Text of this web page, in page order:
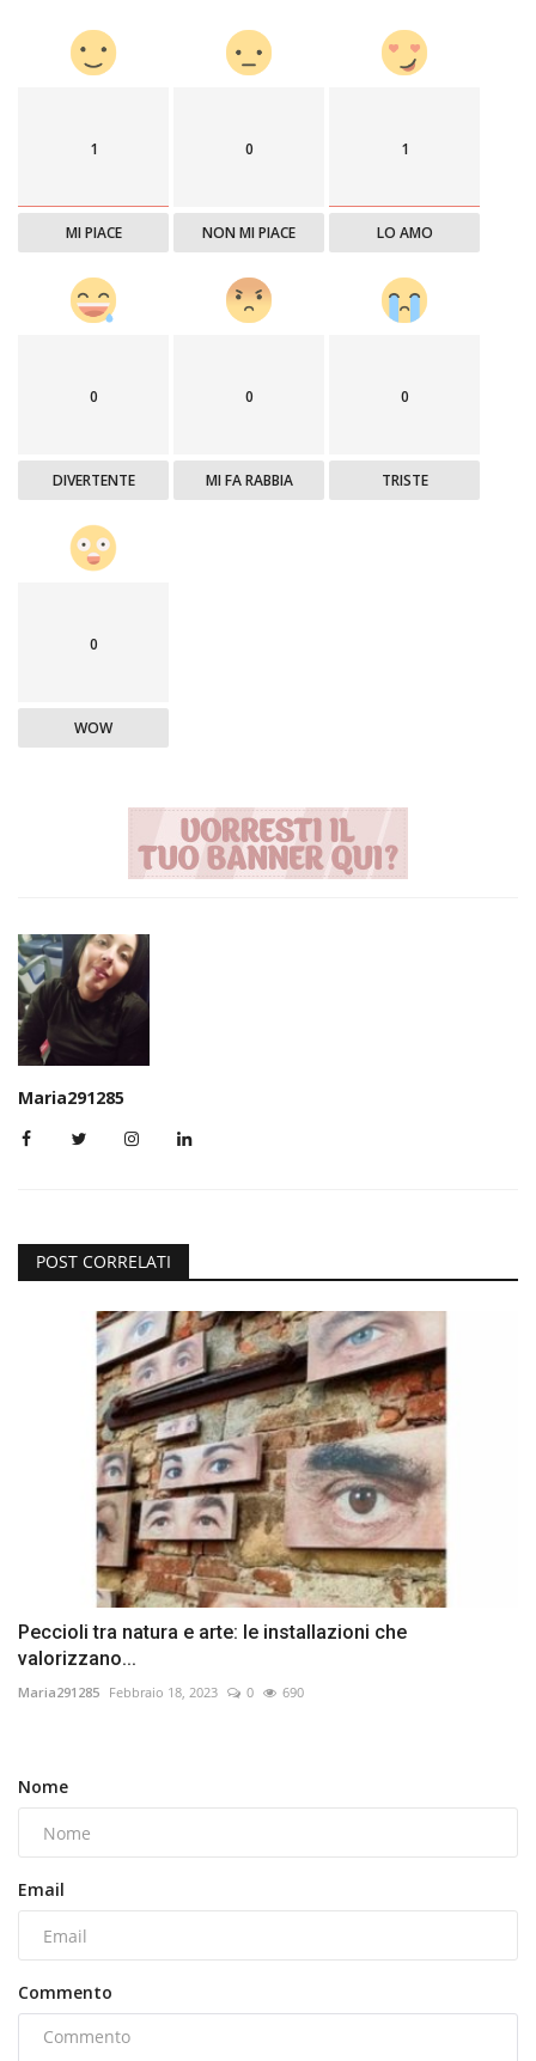
1
MI PIACE
0
NON MI PIACE
1
LO AMO
0
DIVERTENTE
0
MI FA RABBIA
0
TRISTE
0
WOW
Maria291285
POST CORRELATI
Peccioli tra natura e arte: le installazioni che
valorizzano...
Maria291285 Febbraio 18, 2023 0 690
Nome
Email
Commento